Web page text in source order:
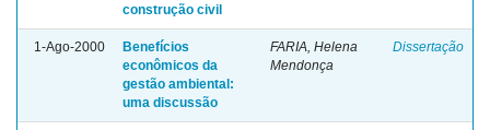
construção civil
1-Ago-2000
Benefícios
econômicos da
gestão ambiental:
uma discussão
FARIA, Helena
Mendonça
Dissertação